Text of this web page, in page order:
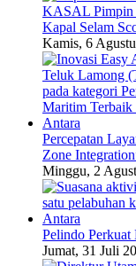
KASAL Pimpin
Kapal Selam
Kamis, 6
Percepatan
Zone
Minggu, 2
Pelindo
Jumat, 31 Juli